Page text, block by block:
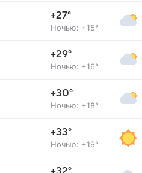
+27°
Ночью: +15°
+29°
Ночью: +16°
+30°
Ночью: +18°
+33°
Ночью: +19°